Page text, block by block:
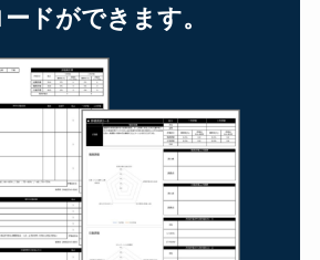
ドができます。